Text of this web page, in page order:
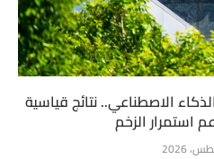
الاصطناعي.. نتائج قياسية
استمرار الزخم